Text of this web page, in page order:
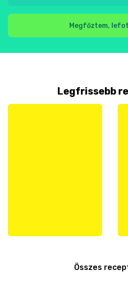
Megfőztem,
Legfrissebb
Összes